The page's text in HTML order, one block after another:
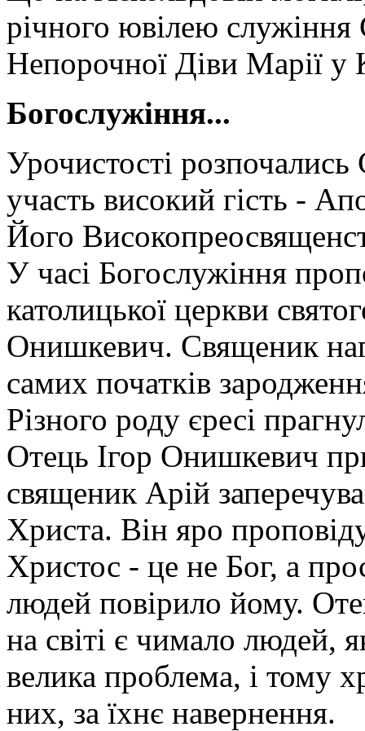
річного ювілею
Непорочної Діви Марії у
Богослужіння...
Урочистості
участь високий гість -
Його
У часі Богослужіння
католицької церкви
Онишкевич. Священик
самих початків
Різного роду єресі
Отець Ігор Онишкевич
священик Арій
Христа. Він яро
Христос - це не Бог, а
людей повірило йому.
на світі є чимало людей,
велика проблема, і тому
них, за їхнє навернення.